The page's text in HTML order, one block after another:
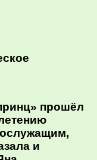
прошёл
и